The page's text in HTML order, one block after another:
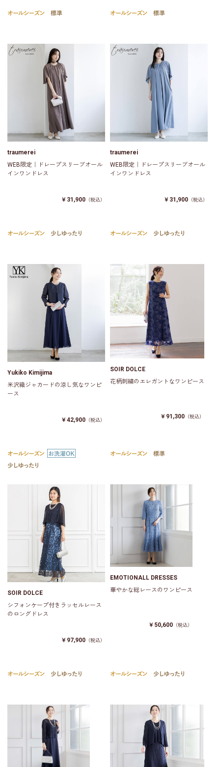
traumerei
WEB限定｜ドレープスリーブオール
インワンドレス
￥31,900 （税込）
traumerei
WEB限定｜ドレープスリーブオール
インワンドレス
￥31,900 （税込）
Yukiko Kimijima
米沢織ジャカードの涼し気なワンピ
ース
￥42,900 （税込）
SOIR DOLCE
花柄刺繍のエレガントなワンピース
￥91,300 （税込）
SOIR DOLCE
シフォンケープ付きラッセルレース
のロングドレス
￥97,900 （税込）
EMOTIONALL DRESSES
華やかな総レースのワンピース
￥50,600 （税込）